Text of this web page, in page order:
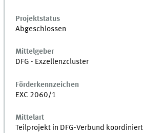
Projektstatus
Abgeschlossen
Mittelgeber
DFG - Exzellenzcluster
Förderkennzeichen
EXC 2060/1
Mittelart
Teilprojekt in DFG-Verbund